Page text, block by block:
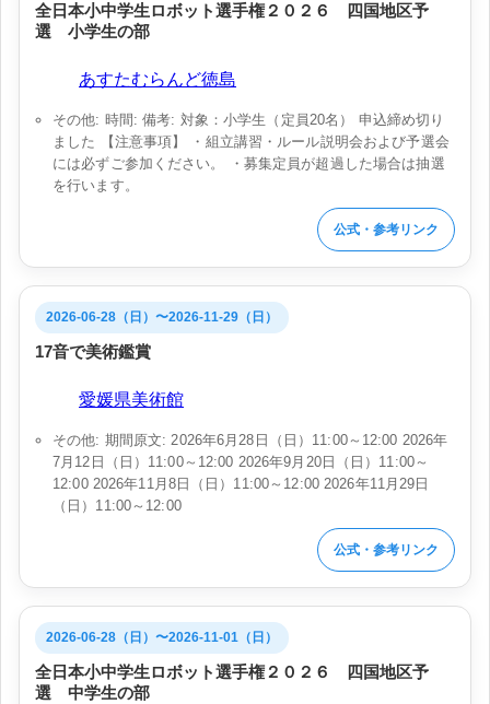
全日本小中学生ロボット選手権２０２６ 四国地区予
選 小学生の部
あすたむらんど徳島
その他: 時間: 備考: 対象：小学生（定員20名） 申込締め切り
ました 【注意事項】 ・組立講習・ルール説明会および予選会
には必ずご参加ください。 ・募集定員が超過した場合は抽選
を行います。
公式・参考リンク
2026-06-28（日）〜2026-11-29（日）
17音で美術鑑賞
愛媛県美術館
その他: 期間原文: 2026年6月28日（日）11:00～12:00 2026年
7月12日（日）11:00～12:00 2026年9月20日（日）11:00～
12:00 2026年11月8日（日）11:00～12:00 2026年11月29日
（日）11:00～12:00
公式・参考リンク
2026-06-28（日）〜2026-11-01（日）
全日本小中学生ロボット選手権２０２６ 四国地区予
選 中学生の部